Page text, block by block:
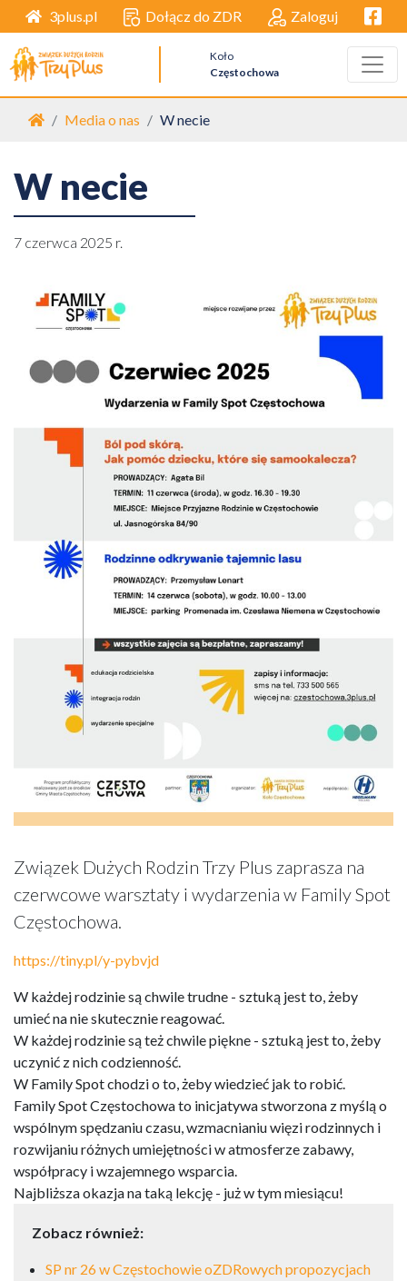
3plus.pl Dołącz do ZDR Zaloguj
Koło
Częstochowa
Strona główna
Media o nas W necie
W necie
7 czerwca 2025 r.
Związek Dużych Rodzin Trzy Plus zaprasza na
czerwcowe warsztaty i wydarzenia w Family Spot
Częstochowa.
https://tiny.pl/y-pybvjd
W każdej rodzinie są chwile trudne - sztuką jest to, żeby
umieć na nie skutecznie reagować.
W każdej rodzinie są też chwile piękne - sztuką jest to, żeby
uczynić z nich codzienność.
W Family Spot chodzi o to, żeby wiedzieć jak to robić.
Family Spot Częstochowa to inicjatywa stworzona z myślą o
wspólnym spędzaniu czasu, wzmacnianiu więzi rodzinnych i
rozwijaniu różnych umiejętności w atmosferze zabawy,
współpracy i wzajemnego wsparcia.
Najbliższa okazja na taką lekcję - już w tym miesiącu!
Zobacz również:
SP nr 26 w Częstochowie oZDRowych propozycjach